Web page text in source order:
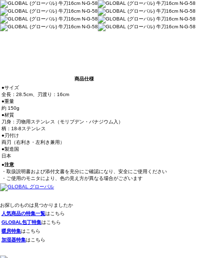
商品仕様
●サイズ
全長：28.5cm、刃渡り：16cm
●重量
約 150g
●材質
刀身：刃物用ステンレス（モリブデン・バナジウム入）
柄：18-8ステンレス
●刃付け
両刃（右利き・左利き兼用）
●製造国
日本
●注意
・取扱説明書および添付文書を充分にご確認になり、安全にご使用ください
・ご使用のモニタにより、色の見え方が異なる場合がございます
お探しのものは見つかりましたか
人気商品の特集一覧はこちら
GLOBAL包丁特集はこちら
暖房特集はこちら
加湿器特集はこちら